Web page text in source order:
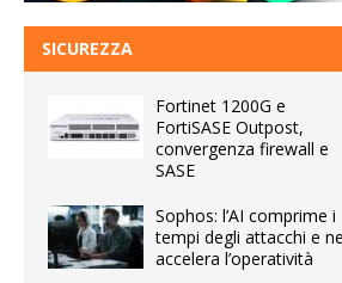
SICUREZZA
Fortinet 1200G e
FortiSASE Outpost,
convergenza firewall e
SASE
Sophos: l’AI comprime i
tempi degli attacchi e ne
accelera l’operatività